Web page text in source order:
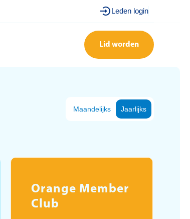
Leden login
Lid worden
Maandelijks Jaarlijks
Orange Member
Club